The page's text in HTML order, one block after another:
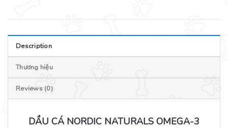
Description
Thương hiệu
Reviews (0)
DẦU CÁ NORDIC NATURALS OMEGA-3